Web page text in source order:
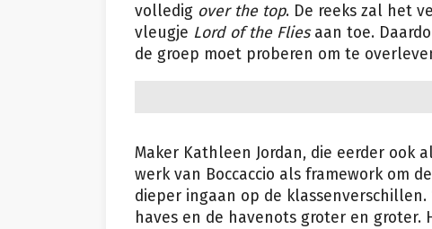
volledig over the top. De reeks zal het
vleugje Lord of the Fliesaan toe.
de groep moet proberen om te
Maker Kathleen Jordan, die eerder ook
werk van Boccaccio als framework om
dieper ingaan op de
haves en de havenots groter en groter.